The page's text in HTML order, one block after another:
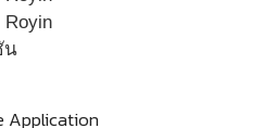
น
Application